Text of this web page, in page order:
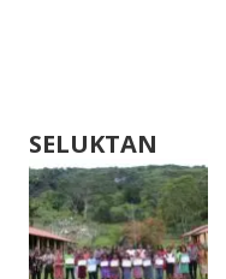
SELUKTAN